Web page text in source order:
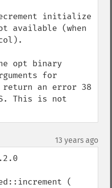
initialize
available (when
opt binary
for
an error 38
This is not
13 years ago
(